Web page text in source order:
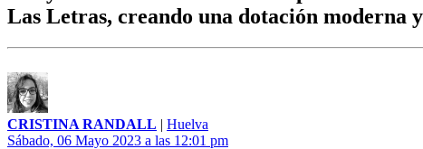
Las Letras, creando una dotación moderna
CRISTINA RANDALL | Huelva
Sábado, 06 Mayo 2023 a las 12:01 pm